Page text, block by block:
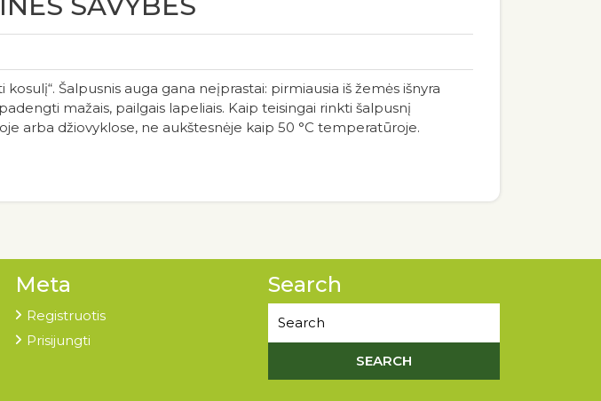
Šalpusnis auga gana neįprastai: pirmiausia iš žemės išnyra
mažais, pailgais lapeliais. Kaip teisingai rinkti šalpusnį
arba džiovyklose, ne aukštesnėje kaip 50 °C temperatūroje.
Meta
Registruotis
Prisijungti
Search